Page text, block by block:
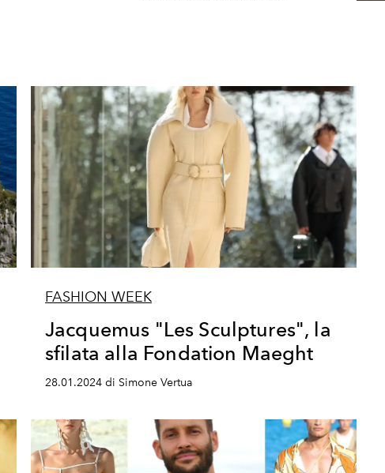
FASHION WEEK
Jacquemus "Les Sculptures", la
sfilata alla Fondation Maeght
28.01.2024 di Simone Vertua